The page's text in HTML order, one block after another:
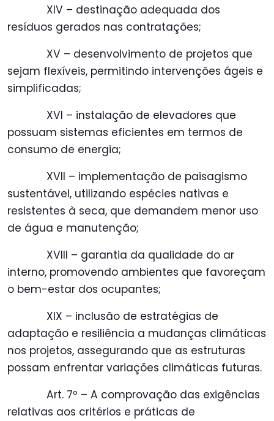
XIV – destinação adequada dos
resíduos gerados nas contratações;
XV – desenvolvimento de projetos que
sejam flexíveis, permitindo intervenções ágeis e
simplificadas;
XVI – instalação de elevadores que
possuam sistemas eficientes em termos de
consumo de energia;
XVII – implementação de paisagismo
sustentável, utilizando espécies nativas e
resistentes à seca, que demandem menor uso
de água e manutenção;
XVIII – garantia da qualidade do ar
interno, promovendo ambientes que favoreçam
o bem-estar dos ocupantes;
XIX – inclusão de estratégias de
adaptação e resiliência a mudanças climáticas
nos projetos, assegurando que as estruturas
possam enfrentar variações climáticas futuras.
Art. 7º – A comprovação das exigências
relativas aos critérios e práticas de